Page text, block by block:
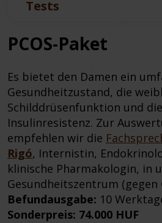
Tests
PCOS-Paket
Es bietet den Damen ein
Gesundheitzustand, die
Schilddrüsenfunktion und
Insulinresistenz. Zur
empfehlen wir die
Rigó, Internistin,
klinische Pharmakologin, in
Gesundheitszentrum (gegen
Befundausgabe: 10
Sonderpreis: 74.000 HUF